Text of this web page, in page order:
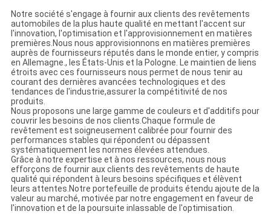
Notre société s'engage à fournir aux clients des revêtements
automobiles de la plus haute qualité en mettant l'accent sur
l'innovation, l'optimisation et l'approvisionnement en matières
premières.Nous nous approvisionnons en matières premières
auprès de fournisseurs réputés dans le monde entier, y compris
en Allemagne., les États-Unis et la Pologne. Le maintien de liens
étroits avec ces fournisseurs nous permet de nous tenir au
courant des dernières avancées technologiques et des
tendances de l'industrie,assurer la compétitivité de nos
produits.
Nous proposons une large gamme de couleurs et d'additifs pour
couvrir les besoins de nos clients.Chaque formule de
revêtement est soigneusement calibrée pour fournir des
performances stables qui répondent ou dépassent
systématiquement les normes élevées attendues.
Grâce à notre expertise et à nos ressources, nous nous
efforçons de fournir aux clients des revêtements de haute
qualité qui répondent à leurs besoins spécifiques et élèvent
leurs attentes.Notre portefeuille de produits étendu ajoute de la
valeur au marché, motivée par notre engagement en faveur de
l'innovation et de la poursuite inlassable de l'optimisation.